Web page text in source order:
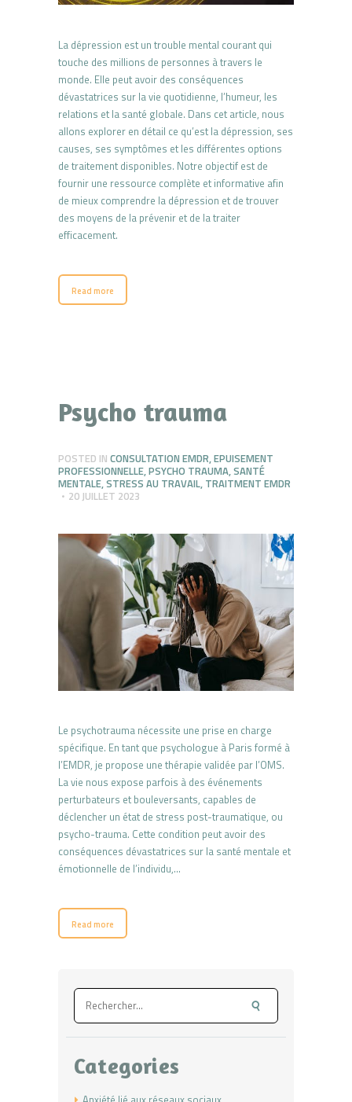
La dépression est un trouble mental courant qui
touche des millions de personnes à travers le
monde. Elle peut avoir des conséquences
dévastatrices sur la vie quotidienne, l’humeur, les
relations et la santé globale. Dans cet article, nous
allons explorer en détail ce qu’est la dépression, ses
causes, ses symptômes et les différentes options
de traitement disponibles. Notre objectif est de
fournir une ressource complète et informative afin
de mieux comprendre la dépression et de trouver
des moyens de la prévenir et de la traiter
efficacement.
Read more
Psycho trauma
POSTED IN CONSULTATION EMDR,EPUISEMENT
PROFESSIONNELLE,PSYCHO TRAUMA,SANTÉ
MENTALE,STRESS AU TRAVAIL, TRAITMENT EMDR
20 JUILLET 2023
Le psychotrauma nécessite une prise en charge
spécifique. En tant que psychologue à Paris formé à
l’EMDR, je propose une thérapie validée par l’OMS.
La vie nous expose parfois à des événements
perturbateurs et bouleversants, capables de
déclencher un état de stress post-traumatique, ou
psycho-trauma. Cette condition peut avoir des
conséquences dévastatrices sur la santé mentale et
émotionnelle de l’individu,…
Read more
Rechercher :
Categories